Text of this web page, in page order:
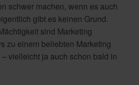
schwer machen, wenn es auch
gibt es keinen Grund.
sind Marketing
zu einem beliebten Marketing
vielleicht ja auch schon bald in